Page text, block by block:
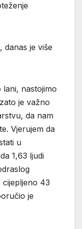
danas je više
lani, nastojimo
je važno
da nam
Vjerujem da
u
1,63 ljudi
cijepljeno 43
je